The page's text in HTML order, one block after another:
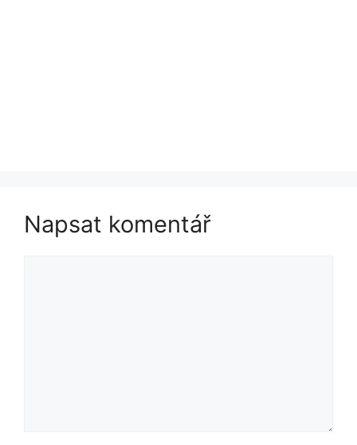
Napsat komentář